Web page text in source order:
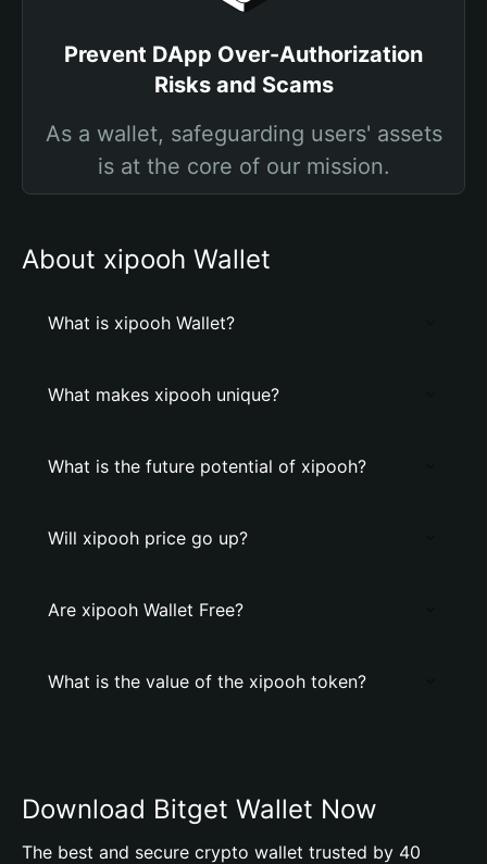
Prevent DApp Over-Authorization
Risks and Scams
As a wallet, safeguarding users' assets
is at the core of our mission.
About xipooh Wallet
What is xipooh Wallet?
What makes xipooh unique?
What is the future potential of xipooh?
Will xipooh price go up?
Are xipooh Wallet Free?
What is the value of the xipooh token?
Download Bitget Wallet Now
The best and secure crypto wallet trusted by 40